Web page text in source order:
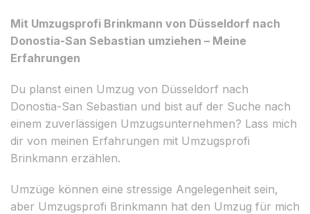
Mit Umzugsprofi Brinkmann von Düsseldorf nach
Donostia-San Sebastian umziehen – Meine
Erfahrungen
Du planst einen Umzug von Düsseldorf nach
Donostia-San Sebastian und bist auf der Suche nach
einem zuverlässigen Umzugsunternehmen? Lass mich
dir von meinen Erfahrungen mit Umzugsprofi
Brinkmann erzählen.
Umzüge können eine stressige Angelegenheit sein,
aber Umzugsprofi Brinkmann hat den Umzug für mich